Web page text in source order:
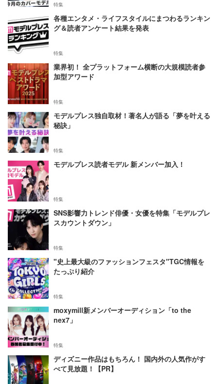
特集
各種エンタメ・ライフスタイルにまつわるランキン
グ＆読者アンケート結果を発表
特集
業界初！ 全プラットフォーム横断の大規模読者参
加型アワード
特集
モデルプレス独自取材！著名人が語る「夢を叶える
秘訣」
特集
モデルプレス読者モデル 新メンバー加入！
特集
SNS影響力トレンド俳優・女優を特集「モデルプレ
スカウントダウン」
特集
"史上最大級のファッションフェスタ"TGC情報を
たっぷり紹介
特集
moxymill新メンバーオーディション「to the
nex7」
特集
ディズニー作品はもちろん！ 国内外の人気作がす
べて見放題！【PR】